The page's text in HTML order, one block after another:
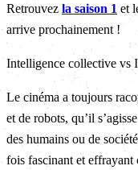
Retrouvez la saison 1 et
arrive prochainement !
Intelligence collective vs
Le cinéma a toujours
et de robots, qu’il
des humains ou de
fois fascinant et effrayant